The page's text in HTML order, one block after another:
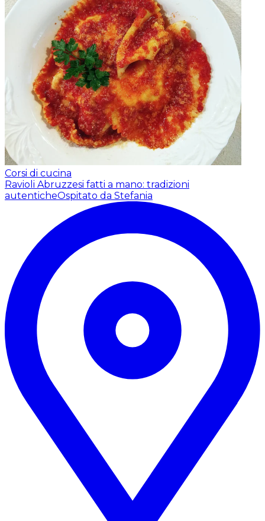
Corsi di cucina
Ravioli Abruzzesi fatti a mano: tradizioni
autenticheOspitato da Stefania